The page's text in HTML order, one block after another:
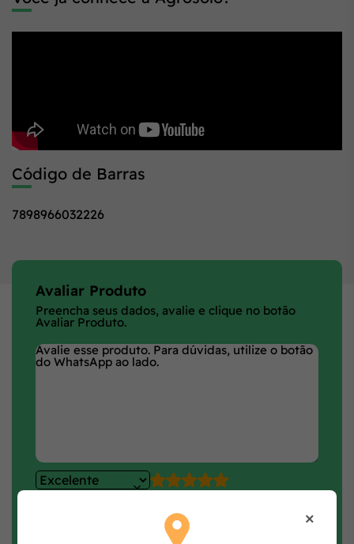
Código de Barras
7898966032226
Avaliar Produto
Preencha seus dados, avalie e clique no botão
Avaliar Produto.
Faça login e avalie ×